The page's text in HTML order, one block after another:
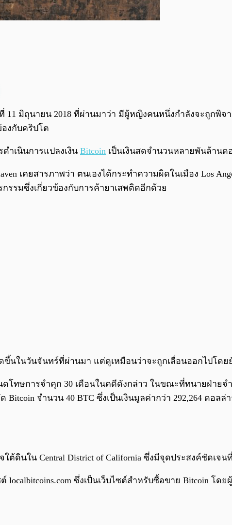
11 มิถุนายน 2018 ที่ผ่านมาว่า มีผู้หญิงคนหนึ่งกำลังจะถูกพิ
งกับคริปโต
ำเนินการแปลงเงิน Bitcoin เป็นเงินสดจำนวนหลายพันล้านด
เคยสารภาพว่า ตนเองได้กระทำความผิดในเมือง Los
รรมซึ่งเกี่ยวข้องกับการค้ายาเสพติดอีกด้วย
นในวันจันทร์ที่ผ่านมา แต่ดูเหมือนว่าจะถูกเลื่อนออกไปโดย
โทษการจำคุก 30 เดือนในคดีดังกล่าว ในขณะที่ทนายฝ่ายจำ
Bitcoin จำนวน 40 BTC ซึ่งเป็นเงินมูลค่ากว่า 292,264 ดอ
ใต้ดินใน Central District of California ซึ่งมีจุดประสงค์ชัดเ
ต์ localbitcoins.com ซึ่งเป็นเว็บไซต์สำหรับซื้อขาย Bitcoin